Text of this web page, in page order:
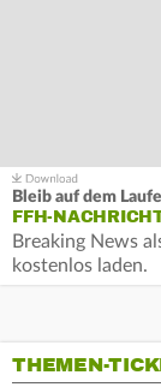
Bleib auf dem
FFH-
Breaking News
kostenlos laden.
THEMEN-